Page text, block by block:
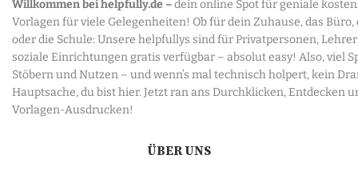
Willkommen bei helpfully.de –dein online Spot für geniale
Vorlagen für viele Gelegenheiten! Ob für dein Zuhause, das Büro,
oder die Schule: Unsere helpfullys sind für Privatpersonen,
soziale Einrichtungen gratis verfügbar – absolut easy! Also, viel
Stöbern und Nutzen – und wenn’s mal technisch holpert, kein
Hauptsache, du bist hier. Jetzt ran ans Durchklicken, Entdecken
Vorlagen-Ausdrucken!
ÜBER UNS